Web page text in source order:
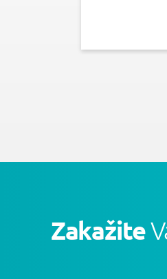
Zakažite